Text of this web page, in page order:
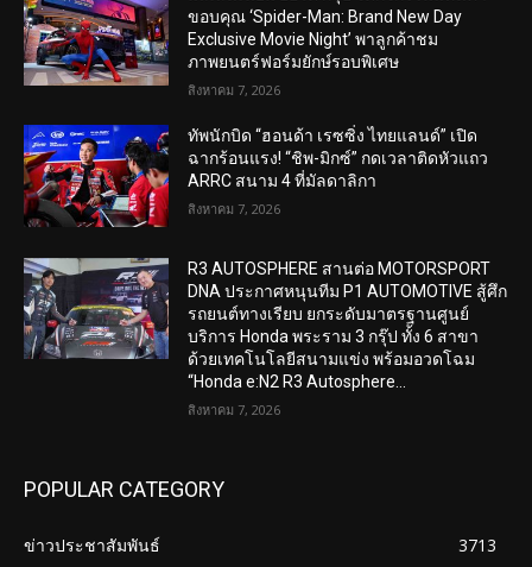
ขอบคุณ ‘Spider-Man: Brand New Day
Exclusive Movie Night’ พาลูกค้าชม
ภาพยนตร์ฟอร์มยักษ์รอบพิเศษ
สิงหาคม 7, 2026
ทัพนักบิด “ฮอนด้า เรซซิ่ง ไทยแลนด์” เปิด
ฉากร้อนแรง! “ชิพ-มิกซ์” กดเวลาติดหัวแถว
ARRC สนาม 4 ที่มัลดาลิกา
สิงหาคม 7, 2026
R3 AUTOSPHERE สานต่อ MOTORSPORT
DNA ประกาศหนุนทีม P1 AUTOMOTIVE สู้ศึก
รถยนต์ทางเรียบ ยกระดับมาตรฐานศูนย์
บริการ Honda พระราม 3 กรุ๊ป ทั้ง 6 สาขา
ด้วยเทคโนโลยีสนามแข่ง พร้อมอวดโฉม
“Honda e:N2 R3 Autosphere...
สิงหาคม 7, 2026
POPULAR CATEGORY
ข่าวประชาสัมพันธ์
3713